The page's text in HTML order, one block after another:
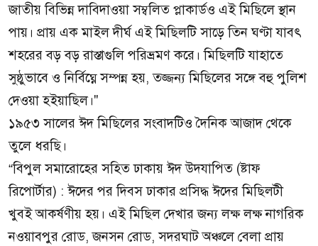
জাতীয় বিভিন্ন দাবিদাওয়া সম্বলিত প্লাকার্ডও এই মিছিলে স্থান
পায়। প্রায় এক মাইল দীর্ঘ এই মিছিলটি সাড়ে তিন ঘণ্টা যাবৎ
শহরের বড় বড় রাস্তাগুলি পরিভ্রমণ করে। মিছিলটি যাহাতে
সুষ্ঠুভাবে ও নির্বিঘ্নে সম্পন্ন হয়, তজ্জন্য মিছিলের সঙ্গে বহু পুলিশ
দেওয়া হইয়াছিল।"
১৯৫৩ সালের ঈদ মিছিলের সংবাদটিও দৈনিক আজাদ থেকে
তুলে ধরছি।
“বিপুল সমারোহের সহিত ঢাকায় ঈদ উদযাপিত (ষ্টাফ
রিপোর্টার) : ঈদের পর দিবস ঢাকার প্রসিদ্ধ ঈদের মিছিলটী
খুবই আকর্ষণীয় হয়। এই মিছিল দেখার জন্য লক্ষ লক্ষ নাগরিক
নওয়াবপুর রোড, জনসন রোড, সদরঘাট অঞ্চলে বেলা প্রায়